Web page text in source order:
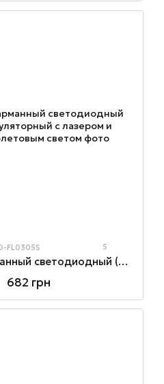
FL0305S 5
Фонарик карманный светодиодный (LED) аккумуляторный с лазером и ультрафиолетовым светом
682 грн